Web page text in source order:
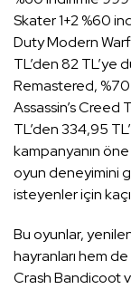
Skater 1+2 %60
Duty Modern
TL’den 82 TL’ye
Remastered, %70
Assassin’s Creed
TL’den 334,95
kampanyanın öne
oyun deneyimini
isteyenler için
Bu oyunlar,
hayranları hem
Crash Bandicoot